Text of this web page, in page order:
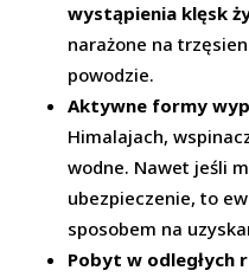
wystąpienia klęsk
narażone na
powodzie.
Aktywne formy
Himalajach,
wodne. Nawet jeśli
ubezpieczenie, to
sposobem na
Pobyt w odległych